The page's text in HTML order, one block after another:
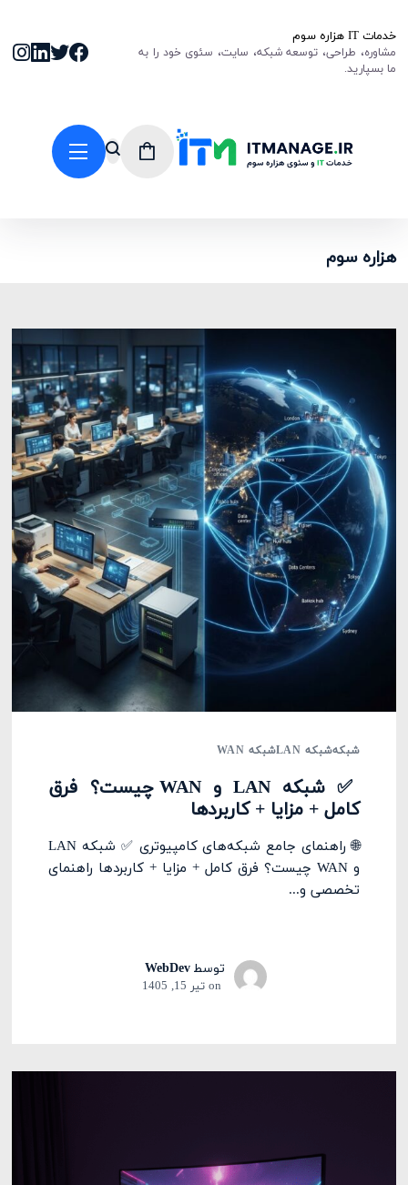
خدمات IT هزاره سوم
مشاوره، طراحی، توسعه شبکه، سایت، سئوی خود را به
ما بسپارید.
هزاره سوم
شبکهشبکه LAN شبکه WAN
✅ شبکه LAN و WAN چیست؟ فرق
کامل + مزایا + کاربردها
🌐 راهنمای جامع شبکه‌های کامپیوتری ✅ شبکه LAN
و WAN چیست؟ فرق کامل + مزایا + کاربردها راهنمای
تخصصی و...
توسطWebDev
on تیر 15, 1405